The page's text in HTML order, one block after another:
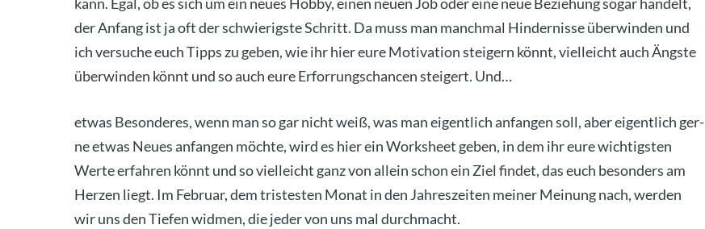
der Anfang ist ja oft der schwie­rigs­te Schritt. Da muss man manch­mal Hin­der­nis­se über­win­den und
ich ver­su­che euch Tipps zu geben, wie ihr hier eure Moti­va­ti­on stei­gern könnt, viel­leicht auch Ängs­te
über­win­den könnt und so auch eure Erfor­rungs­chan­cen stei­gert. Und…
etwas Beson­de­res, wenn man so gar nicht weiß, was man eigent­lich anfan­gen soll, aber eigent­lich ger­
ne etwas Neu­es anfan­gen möch­te, wird es hier ein Work­s­heet geben, in dem ihr eure wich­tigs­ten
Wer­te erfah­ren könnt und so viel­leicht ganz von allein schon ein Ziel fin­det, das euch beson­ders am
Her­zen liegt. Im Febru­ar, dem tris­tes­ten Monat in den Jah­res­zei­ten mei­ner Mei­nung nach, wer­den
wir uns den Tie­fen wid­men, die jeder von uns mal durch­macht.